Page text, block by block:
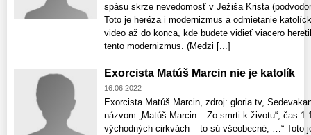
spásu skrze nevedomosť v Ježiša Krista
Toto je heréza i modernizmus a odmietanie
video až do konca, kde budete vidieť viacero
tento modernizmus. (Medzi [...]
Exorcista Matúš Marcin nie je katolík
16.06.2022
Exorcista Matúš Marcin, zdroj: gloria.tv,
názvom „Matúš Marcin – Zo smrti k životu“, čas
východných cirkvách – to sú všeobecné; …“ Toto